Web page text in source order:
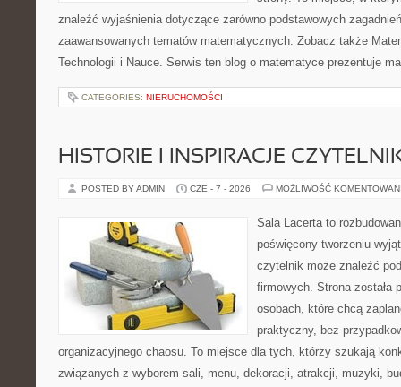
znaleźć wyjaśnienia dotyczące zarówno podstawowych
zaawansowanych tematów matematycznych. Zobacz także
Technologii i Nauce. Serwis ten blog o matematyce prezentuje
CATEGORIES: NIERUCHOMOŚCI
HISTORIE I INSPIRACJE
POSTED BY ADMIN CZE - 7 - 2026 MOŻLIWOŚĆ
Sala Lacerta to
poświęcony tworzeniu
czytelnik może znaleźć
firmowych. Strona została
osobach, które chcą
praktyczny, bez
organizacyjnego chaosu. To miejsce dla tych, którzy szukają
związanych z wyborem sali, menu, dekoracji, atrakcji, muzyki,